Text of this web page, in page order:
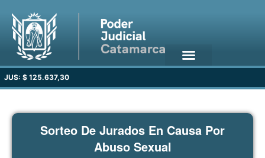
JUS: $ 125.637,30
Sorteo De Jurados En Causa Por
Abuso Sexual